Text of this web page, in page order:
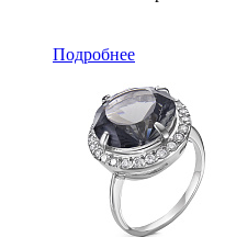
Подробнее